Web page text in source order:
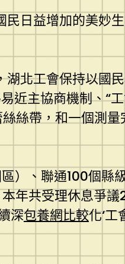
日益增加的美妙
湖北工會保持以國
近主協商機制、“
絲帶，和一個測
區）、聯通100個縣
年共受理休息爭
深包養網比較化‘